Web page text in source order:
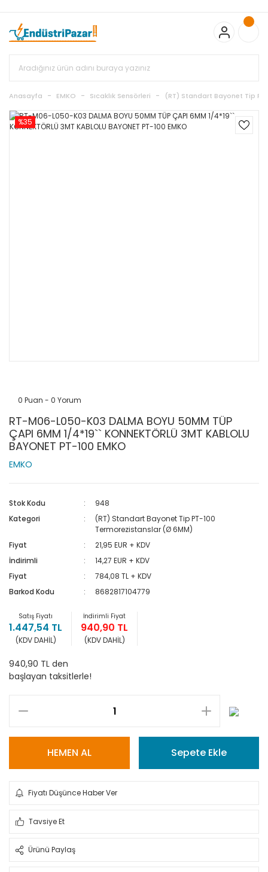
Bayonet J Tip Termokupul Ürünlerinde 50 Adet Alımlarda
Sepette Ekstra %5 İskonto...
50.000,00TL ve Üzeri EMKO Ürünleri
Alışverişlerinizde Sepette %5 EK İNDİRİM...
%15 İskonto... 50.000,00TL ve Üzeri GEMO Ürünleri
Alışverişlerinizde Sepette %3 EK İNDİRİM...
Standart Bayonet J Tip Termokupul Ürünlerinde 100 Adet
Anasayfa EMKO Sıcaklık Sensörleri (RT) Standart Bayonet Tip
%35
0 Puan - 0 Yorum
RT-M06-L050-K03 DALMA BOYU 50MM TÜP
ÇAPI 6MM 1/4*19`` KONNEKTÖRLÜ 3MT KABLOLU
BAYONET PT-100 EMKO
EMKO
Stok Kodu
948
Kategori
(RT) Standart Bayonet Tip PT-100
Termorezistanslar (Ø 6MM)
Fiyat
21,95 EUR + KDV
İndirimli
14,27 EUR + KDV
Fiyat
784,08 TL + KDV
Barkod Kodu
8682817104779
Satış Fiyatı
1.447,54 TL
(KDV DAHİL)
İndirimli Fiyat
940,90 TL
(KDV DAHİL)
940,90 TL den
başlayan taksitlerle!
HEMEN AL Sepete Ekle
Fiyatı Düşünce Haber Ver
Tavsiye Et
Ürünü Paylaş